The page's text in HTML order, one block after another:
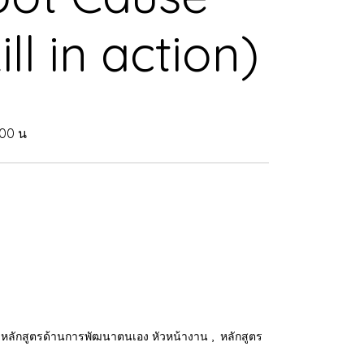
in action)
น
หลักสูตรด้านการพัฒนาตนเอง หัวหน้างาน หลักสูตร